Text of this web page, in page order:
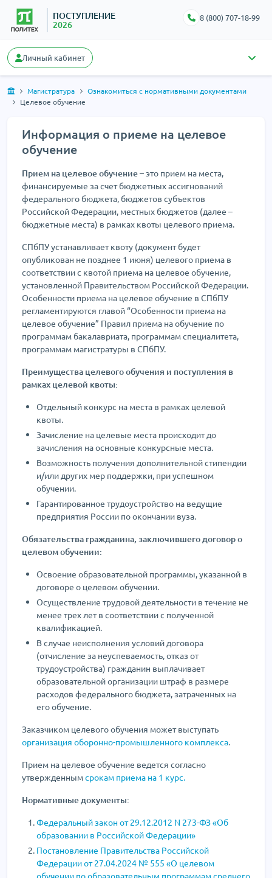
ПОСТУПЛЕНИЕ
2026
8 (800) 707-18-99
Личный кабинет
Магистратура
Ознакомиться с нормативными документами
Целевое обучение
Информация о приеме на целевое
обучение
Прием на целевое обучение– это прием на места,
финансируемые за счет бюджетных ассигнований
федерального бюджета, бюджетов субъектов
Российской Федерации, местных бюджетов (далее –
бюджетные места) в рамках квоты целевого приема.
СПбПУ устанавливает квоту (документ будет
опубликован не позднее 1 июня) целевого приема в
соответствии с квотой приема на целевое обучение,
установленной Правительством Российской Федерации.
Особенности приема на целевое обучение в СПбПУ
регламентируются главой “Особенности приема на
целевое обучение” Правил приема на обучение по
программам бакалавриата, программам специалитета,
программам магистратуры в СПбПУ.
Преимущества целевого обучения и поступления в
рамках целевой квоты:
Отдельный конкурс на места в рамках целевой
квоты.
Зачисление на целевые места происходит до
зачисления на основные конкурсные места.
Возможность получения дополнительной стипендии
и/или других мер поддержки, при успешном
обучении.
Гарантированное трудоустройство на ведущие
предприятия России по окончании вуза.
Обязательства гражданина, заключившего договор о
целевом обучении:
Освоение образовательной программы, указанной в
договоре о целевом обучении.
Осуществление трудовой деятельности в течение не
менее трех лет в соответствии с полученной
квалификацией.
В случае неисполнения условий договора
(отчисление за неуспеваемость, отказ от
трудоустройства) гражданин выплачивает
образовательной организации штраф в размере
расходов федерального бюджета, затраченных на
его обучение.
Заказчиком целевого обучения может выступать
организация оборонно-промышленного комплекса.
Прием на целевое обучение ведется согласно
утвержденнымсрокам приема на 1 курс.
Нормативные документы:
Федеральный закон от 29.12.2012 N 273-ФЗ «Об
образовании в Российской Федерации»
Постановление Правительства Российской
Федерации от 27.04.2024 № 555 «О целевом
обучении по образовательным программам среднего